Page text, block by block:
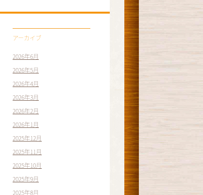
アーカイブ
2026年6月
2026年5月
2026年4月
2026年3月
2026年2月
2026年1月
2025年12月
2025年11月
2025年10月
2025年9月
2025年8月